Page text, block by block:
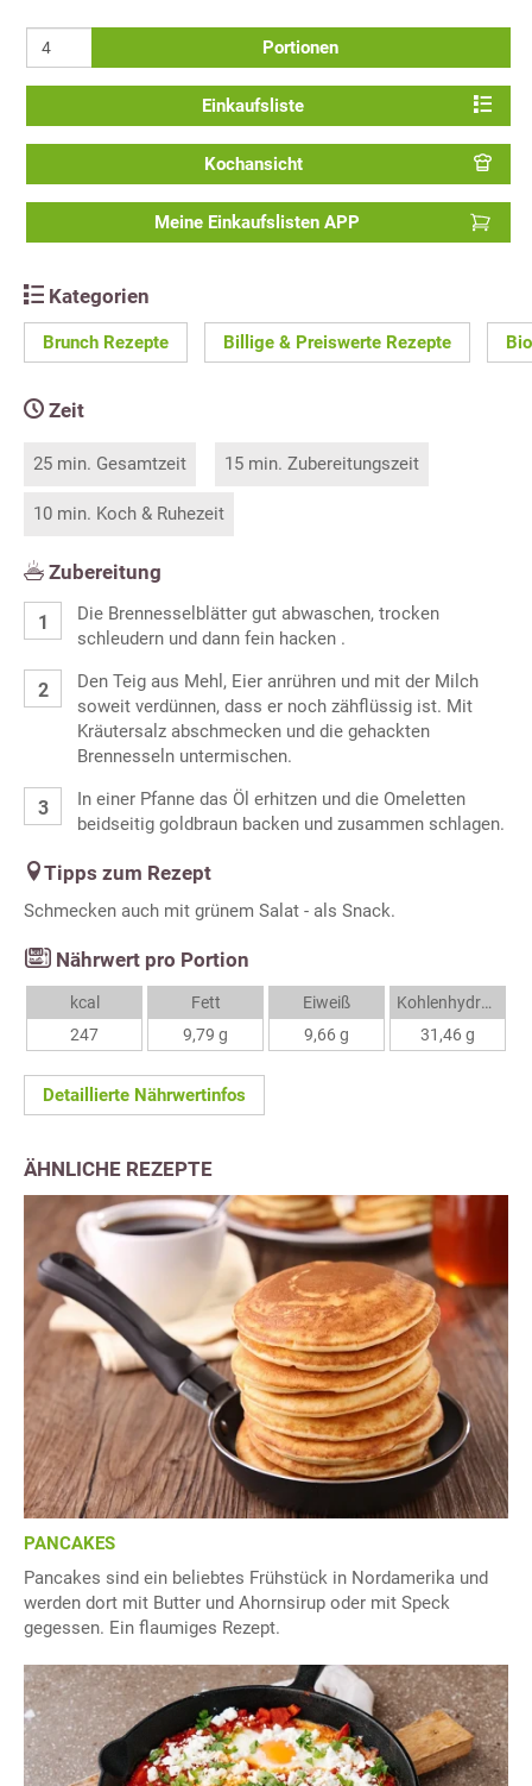
Portionen
Einkaufsliste
Kochansicht
Meine Einkaufslisten APP
Kategorien
Brunch Rezepte Billige & Preiswerte Rezepte
Zeit
25 min. Gesamtzeit 15 min. Zubereitungszeit
10 min. Koch & Ruhezeit
Zubereitung
Die Brennesselblätter gut abwaschen, trocken
schleudern und dann fein hacken .
Den Teig aus Mehl, Eier anrühren und mit der Milch
soweit verdünnen, dass er noch zähflüssig ist. Mit
Kräutersalz abschmecken und die gehackten
Brennesseln untermischen.
In einer Pfanne das Öl erhitzen und die Omeletten
beidseitig goldbraun backen und zusammen schlagen.
Tipps zum Rezept
Schmecken auch mit grünem Salat - als Snack.
Nährwert pro Portion
kcal
247
Fett
9,79 g
Eiweiß
9,66 g
Kohlenhydrate
31,46 g
Detaillierte Nährwertinfos
ÄHNLICHE REZEPTE
PANCAKES
Pancakes sind ein beliebtes Frühstück in Nordamerika und
werden dort mit Butter und Ahornsirup oder mit Speck
gegessen. Ein flaumiges Rezept.